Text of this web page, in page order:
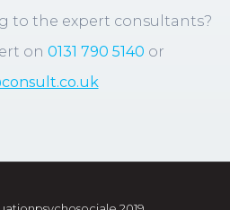
to the expert consultants?
on 0131 790 5140 or